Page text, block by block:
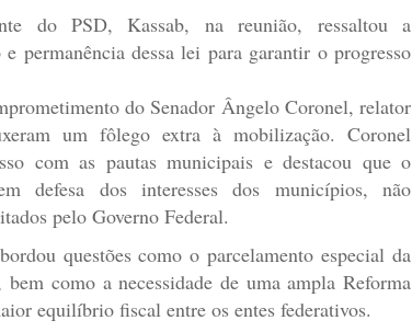
do PSD, Kassab, na reunião, ressaltou a
permanência dessa lei para garantir o progresso
do Senador Ângelo Coronel, relator
um fôlego extra à mobilização. Coronel
com as pautas municipais e destacou que o
defesa dos interesses dos municípios, não
pelo Governo Federal.
questões como o parcelamento especial da
como a necessidade de uma ampla Reforma
equilíbrio fiscal entre os entes federativos.